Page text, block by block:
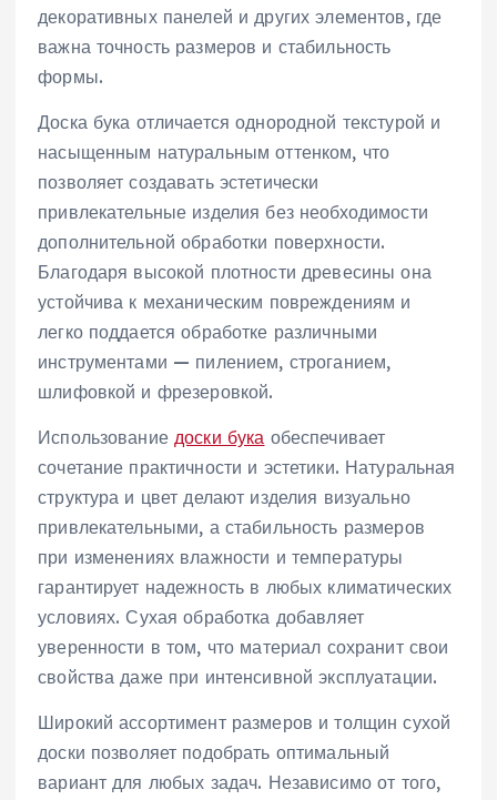
декоративных панелей и других элементов, где
важна точность размеров и стабильность
формы.
Доска бука отличается однородной текстурой и
насыщенным натуральным оттенком, что
позволяет создавать эстетически
привлекательные изделия без необходимости
дополнительной обработки поверхности.
Благодаря высокой плотности древесины она
устойчива к механическим повреждениям и
легко поддается обработке различными
инструментами — пилением, строганием,
шлифовкой и фрезеровкой.
Использованиедоски бука обеспечивает
сочетание практичности и эстетики. Натуральная
структура и цвет делают изделия визуально
привлекательными, а стабильность размеров
при изменениях влажности и температуры
гарантирует надежность в любых климатических
условиях. Сухая обработка добавляет
уверенности в том, что материал сохранит свои
свойства даже при интенсивной эксплуатации.
Широкий ассортимент размеров и толщин сухой
доски позволяет подобрать оптимальный
вариант для любых задач. Независимо от того,